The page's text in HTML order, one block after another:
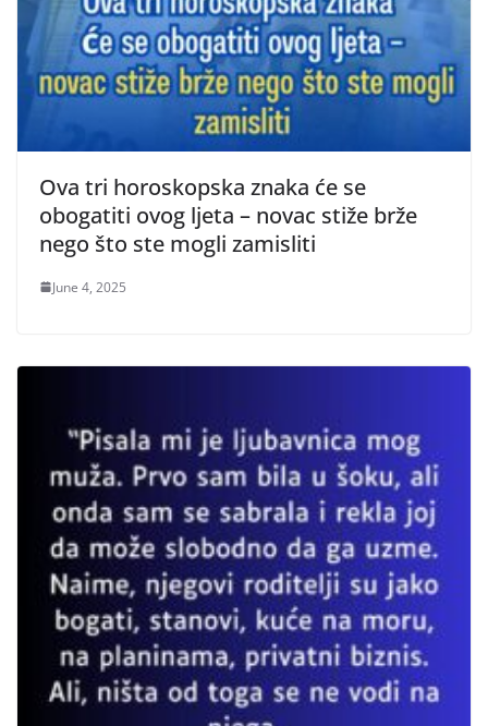
Ova tri horoskopska znaka će se
obogatiti ovog ljeta – novac stiže brže
nego što ste mogli zamisliti
June 4, 2025